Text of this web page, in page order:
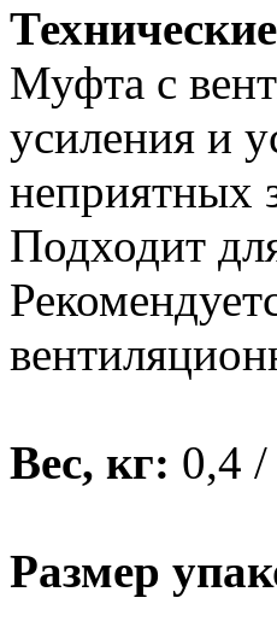
Муфта с
усиления и
неприятных
Подходит
Вес, кг: 0,4 /
Размер